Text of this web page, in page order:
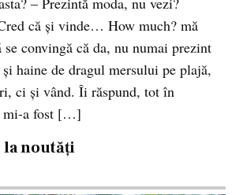
că şi vinde… How much? mă
se convingă că da, nu numai prezint
haine de dragul mersului pe plajă,
ci şi vând. Îi răspund, tot în
mi-a fost […]
la noutăți